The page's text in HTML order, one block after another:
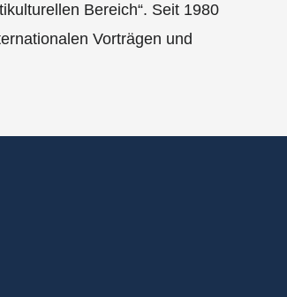
Bereich“. Seit 1980
Vorträgen und